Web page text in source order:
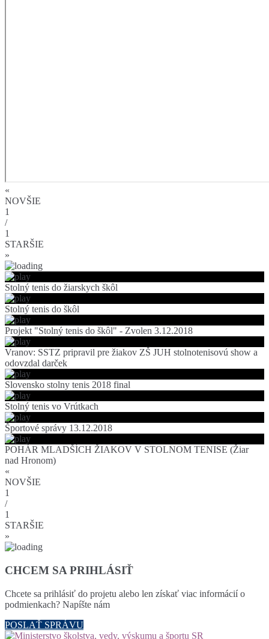
«
NOVŠIE
1
/
1
STARŠIE
»
Stolný tenis do žiarskych škôl
Stolný tenis do škôl
Projekt "Stolný tenis do škôl" - Zvolen 3.12.2018
Vranov: SSTZ pripravil pre žiakov ZŠ JUH stolnotenisovú show a
odovzdal darček
Slovensko stolny tenis 2018 final
Stolný tenis vo Vrútkach
Športové správy 13.12.2018
POHÁR MLADŠÍCH ŽIAKOV V STOLNOM TENISE (Žiar
nad Hronom)
«
NOVŠIE
1
/
1
STARŠIE
»
CHCEM SA PRIHLÁSIŤ
Chcete sa prihlásiť do projetu alebo len získať viac informácií o
podmienkach? Napíšte nám
POSLAŤ SPRÁVU